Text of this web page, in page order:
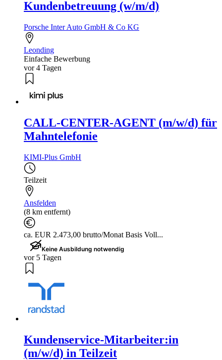
Kundenbetreuung (w/m/d)
Porsche Inter Auto GmbH & Co KG
Leonding
Einfache Bewerbung
vor 4 Tagen
CALL-CENTER-AGENT (m/w/d) für
Mahntelefonie
KIMI-Plus GmbH
Teilzeit
Ansfelden
(8 km entfernt)
ca. EUR 2.473,00 brutto/Monat Basis Voll...
Keine Ausbildung notwendig
vor 5 Tagen
Kundenservice-Mitarbeiter:in
(m/w/d) in Teilzeit